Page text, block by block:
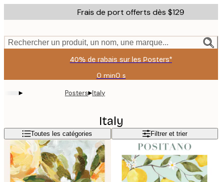
to
content.
Frais de port offerts dès $129
Rechercher un produit, un nom, une marque...
40% de rabais sur les Posters*
0 min0 s
Valable
08-
09
▸ Posters▸Italy
Italy
Toutes les catégories Filtrer et trier